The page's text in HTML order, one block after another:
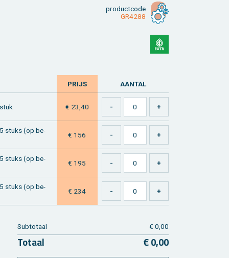
product­code
GR4288
PRIJS AAN­TAL
€ 23,40
stuks (op be­
€ 156
stuks (op be­
€ 195
stuks (op be­
€ 234
Sub­to­taal € 0,00
To­taal € 0,00